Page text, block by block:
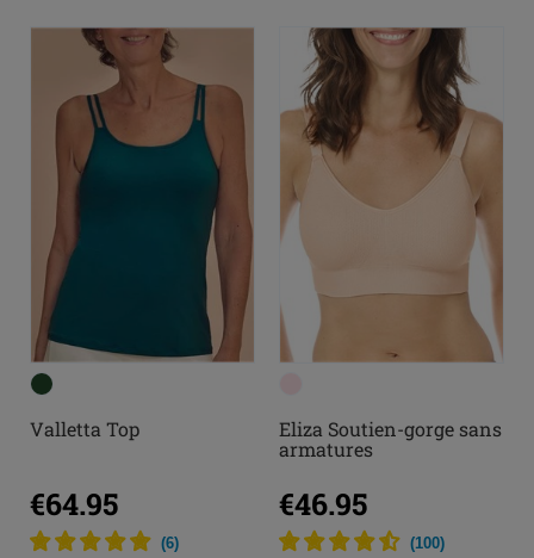
Valletta Top
€64.95
(6)
Eliza Soutien-gorge sans
armatures
€46.95
(100)